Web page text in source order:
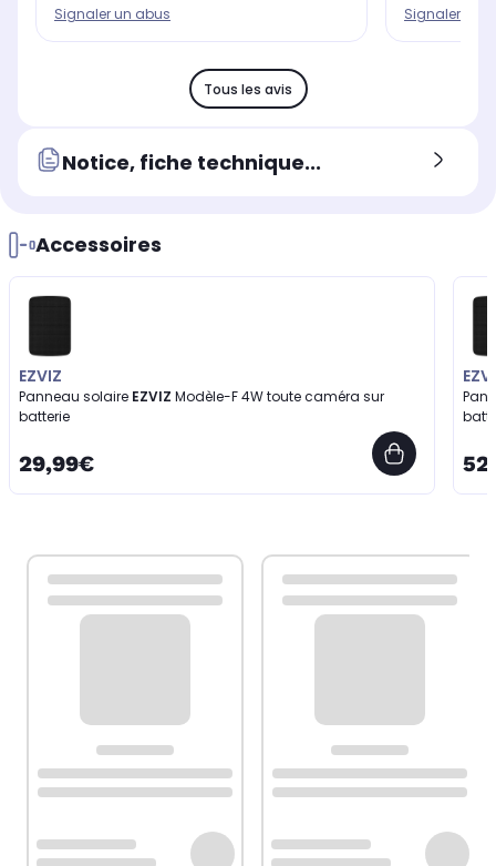
Signaler un abus
Signaler un
Tous les avis
Notice, fiche technique...
Accessoires
EZVIZ
Panneau solaire EZVIZ
batterie
29,99€